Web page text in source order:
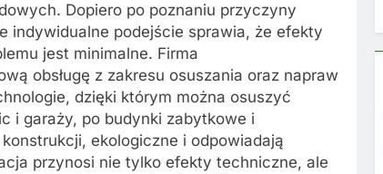
Dopiero po poznaniu przyczyny
indywidualne podejście sprawia, że efekty
jest minimalne. Firma
obsługę z zakresu osuszania oraz napraw
dzięki którym można osuszyć
i garaży, po budynki zabytkowe i
ekologiczne i odpowiadają
przynosi nie tylko efekty techniczne, ale